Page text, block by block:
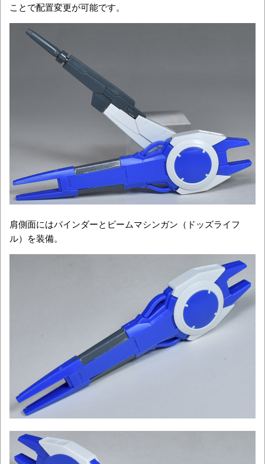
ことで配置変更が可能です。
肩側面にはバインダーとビームマシンガン（ドッズライフ
ル）を装備。